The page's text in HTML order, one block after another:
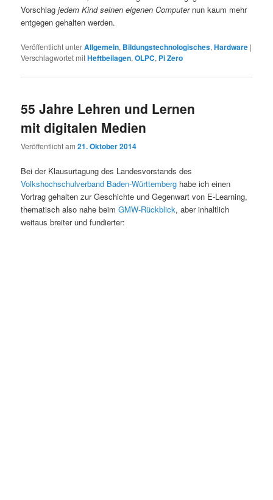
Vorschlag jedem Kind seinen eigenen Computernun kaum mehr
entgegen gehalten werden.
Veröffentlicht unterAllgemein, Bildungstechnologisches,Hardware |
Verschlagwortet mitHeftbeilagen,OLPC, Pi Zero
55 Jahre Lehren und Lernen
mit digitalen Medien
Veröffentlicht am21. Oktober 2014
Bei der Klausurtagung des Landesvorstands des
Volkshochschulverband Baden-Württemberg habe ich einen
Vortrag gehalten zur Geschichte und Gegenwart von E-Learning,
thematisch also nahe beimGMW-Rückblick, aber inhaltlich
weitaus breiter und fundierter: